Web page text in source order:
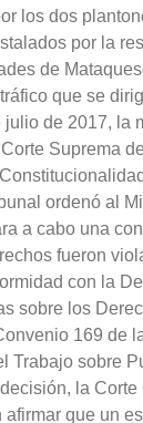
los dos
por la
de
que se
julio de 2017, la
Suprema
ordenó al
a cabo una
fueron
con la
sobre los
169 de
Trabajo sobre
la Corte
afirmar que un